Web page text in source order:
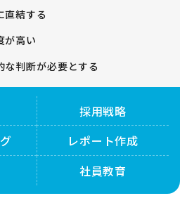
直結する
が高い
な判断が必要とする
採用戦略
レポート作成
社員教育